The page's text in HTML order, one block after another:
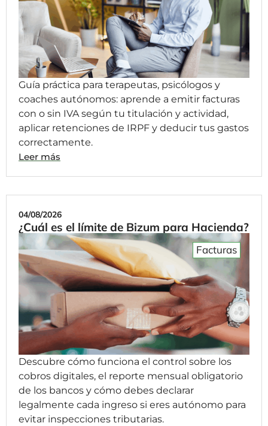
Guía práctica para terapeutas, psicólogos y
coaches autónomos: aprende a emitir facturas
con o sin IVA según tu titulación y actividad,
aplicar retenciones de IRPF y deducir tus gastos
correctamente.
Leer más
04/08/2026
¿Cuál es el límite de Bizum para Hacienda?
Descubre cómo funciona el control sobre los
cobros digitales, el reporte mensual obligatorio
de los bancos y cómo debes declarar
legalmente cada ingreso si eres autónomo para
evitar inspecciones tributarias.
Facturas